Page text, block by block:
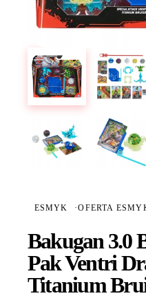
ESMYK ·OFERTA
Bakugan 3.0
Pak Ventri
Titanium